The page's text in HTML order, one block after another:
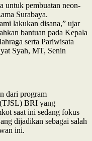
untuk pembuatan neon-
Surabaya.
lakukan disana,” ujar
bantuan pada Kepala
serta Pariwisata
Syah, MT, Senin
dari program
BRI yang
saat ini sedang fokus
dijadikan sebagai salah
ini.